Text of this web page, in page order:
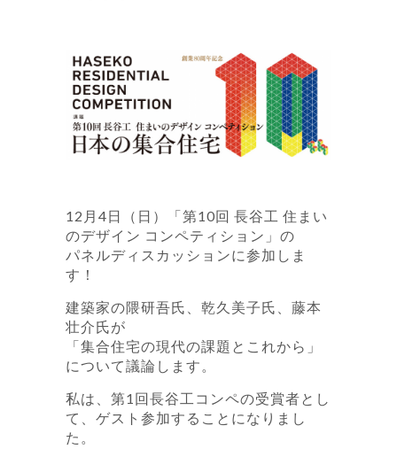
12月4日（日）「第10回 長谷工 住まい
のデザイン コンペティション」の
パネルディスカッションに参加しま
す！
建築家の隈研吾氏、乾久美子氏、藤本
壮介氏が
「集合住宅の現代の課題とこれから」
について議論します。
私は、第1回長谷工コンペの受賞者とし
て、ゲスト参加することになりまし
た。